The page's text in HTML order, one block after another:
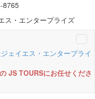
8765
ス・エンタープライズ
JS TOURSにお任せくださ